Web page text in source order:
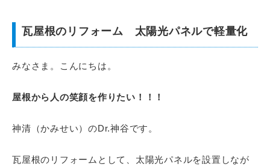
瓦屋根のリフォーム 太陽光パネルで軽量化
みなさま。こんにちは。
屋根から人の笑顔を作りたい！！！
神清（かみせい）のDr.神谷です。
瓦屋根のリフォームとして、太陽光パネルを設置しなが